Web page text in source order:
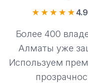
★★★★★
Более 400
Алматы уже
Используем